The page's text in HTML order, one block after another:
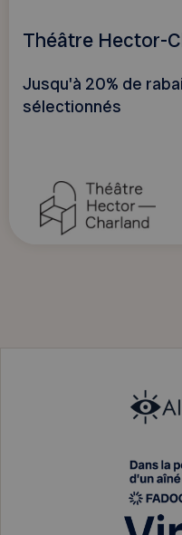
Théâtre Hector-
Jusqu'à 20% de
sélectionnés